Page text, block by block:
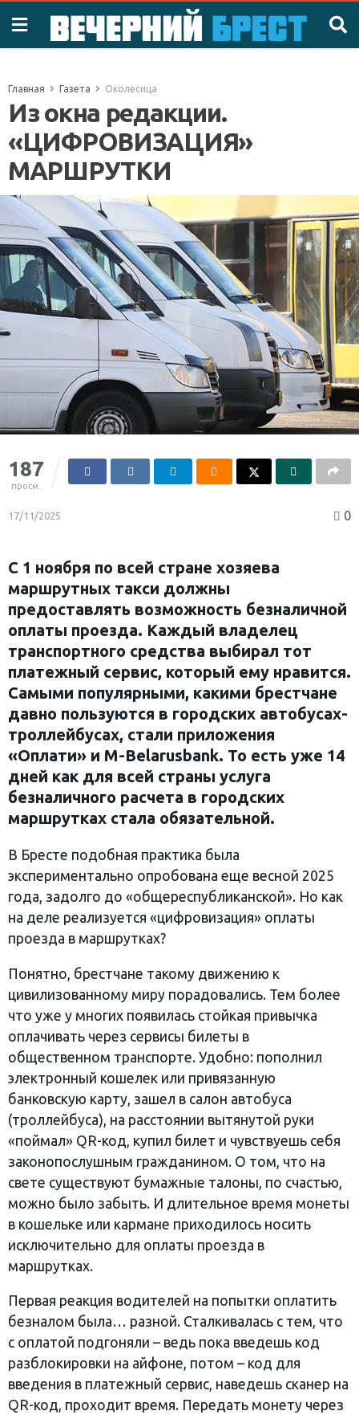
Главная Газета Околесица
Из окна редакции.
«ЦИФРОВИЗАЦИЯ»
МАРШРУТКИ
187
просм.
17/11/2025 0
С 1 ноября по всей стране хозяева
маршрутных такси должны
предоставлять возможность безналичной
оплаты проезда. Каждый владелец
транспортного средства выбирал тот
платежный сервис, который ему нравится.
Самыми популярными, какими брестчане
давно пользуются в городских автобусах-
троллейбусах, стали приложения
«Оплати» и M-Belarusbank. То есть уже 14
дней как для всей страны услуга
безналичного расчета в городских
маршрутках стала обязательной.
В Бресте подобная практика была
экспериментально опробована еще весной 2025
года, задолго до «общереспубликанской». Но как
на деле реализуется «цифровизация» оплаты
проезда в маршрутках?
Понятно, брестчане такому движению к
цивилизованному миру порадовались. Тем более
что уже у многих появилась стойкая привычка
оплачивать через сервисы билеты в
общественном транспорте. Удобно: пополнил
электронный кошелек или привязанную
банковскую карту, зашел в салон автобуса
(троллейбуса), на расстоянии вытянутой руки
«поймал» QR-код, купил билет и чувствуешь себя
законопослушным гражданином. О том, что на
свете существуют бумажные талоны, по счастью,
можно было забыть. И длительное время монеты
в кошельке или кармане приходилось носить
исключительно для оплаты проезда в
маршрутках.
Первая реакция водителей на попытки оплатить
безналом была… разной. Сталкивалась с тем, что
с оплатой подгоняли – ведь пока введешь код
разблокировки на айфоне, потом – код для
введения в платежный сервис, наведешь сканер на
QR-код, проходит время. Передать монету через